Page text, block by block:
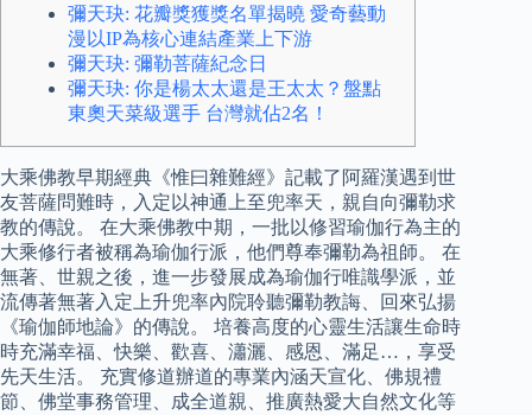
彌天玦: 花瓣獎獲獎名單揭曉 愛奇藝動
漫以IP為核心連結產業上下游
彌天玦: 彌勒菩薩紀念日
彌天玦: 你是楊太太還是王太太？盤點
東奧天菜級選手 台灣就佔2名！
大乘佛教早期經典《惟曰雜難經》記載了阿羅漢遇到世
友菩薩問難時，入定以神通上至兜率天，親自向彌勒求
教的傳說。 在大乘佛教中期，一批以修習瑜伽行為主的
大乘修行者被稱為瑜伽行派，他們尊奉彌勒為祖師。 在
無著、世親之後，進一步發展成為瑜伽行唯識學派，並
流傳著無著入定上升兜率內院聆聽彌勒教誨、回來弘揚
《瑜伽師地論》的傳說。 培養高度的心靈生活讓生命時
時充滿幸福、快樂、歡喜、瀟灑、感恩、滿足…，享受
先天生活。 充實修道辦道的專業內涵天宣化、佛規禮
節、佛堂事務管理、成全道親、推廣熱愛大自然文化等